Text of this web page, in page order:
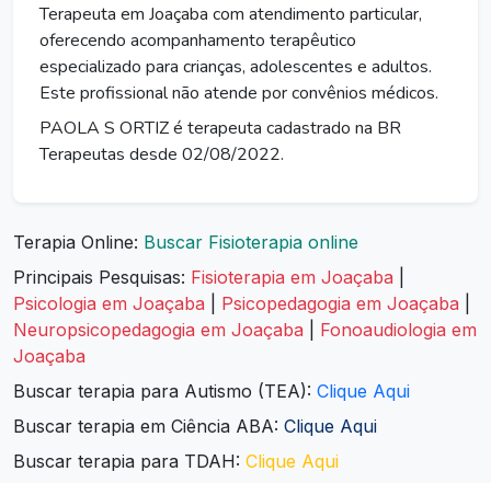
Terapeuta em Joaçaba com atendimento particular,
oferecendo acompanhamento terapêutico
especializado para crianças, adolescentes e adultos.
Este profissional não atende por convênios médicos.
PAOLA S ORTIZ é terapeuta cadastrado na BR
Terapeutas desde 02/08/2022.
Terapia Online: Buscar Fisioterapia online
Principais Pesquisas: Fisioterapia em Joaçaba
Psicologia em Joaçaba
Psicopedagogia em Joaçaba
Neuropsicopedagogia em Joaçaba
Fonoaudiologia em
Joaçaba
Buscar terapia para Autismo (TEA): Clique Aqui
Buscar terapia em Ciência ABA: Clique Aqui
Buscar terapia para TDAH: Clique Aqui